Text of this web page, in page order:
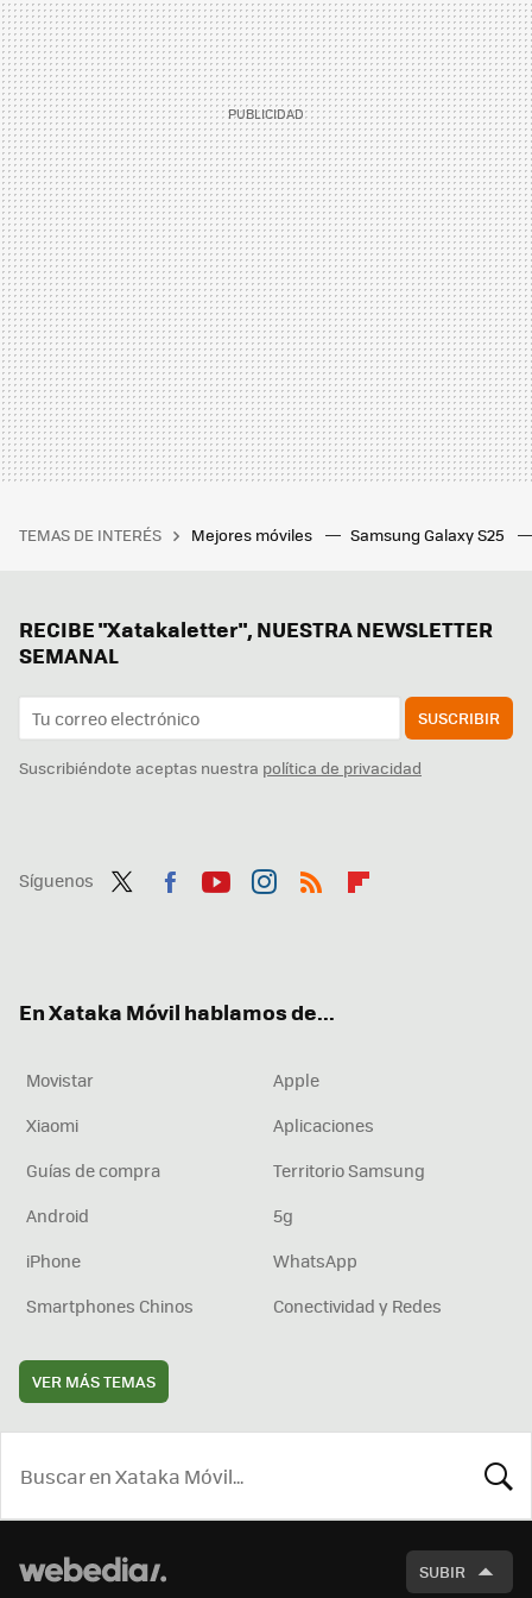
TEMAS DE INTERÉS Mejores móviles Samsung Galaxy S25
RECIBE "Xatakaletter", NUESTRA NEWSLETTER
SEMANAL
SUSCRIBIR
Suscribiéndote aceptas nuestra política de privacidad
Síguenos
En Xataka Móvil hablamos de...
Movistar
Apple
Xiaomi
Aplicaciones
Guías de compra
Territorio Samsung
Android
5g
iPhone
WhatsApp
Smartphones Chinos
Conectividad y Redes
VER MÁS TEMAS
SUBIR